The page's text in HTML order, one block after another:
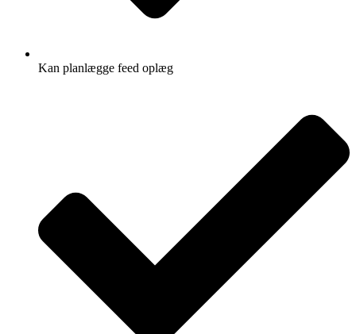
Kan planlægge feed oplæg